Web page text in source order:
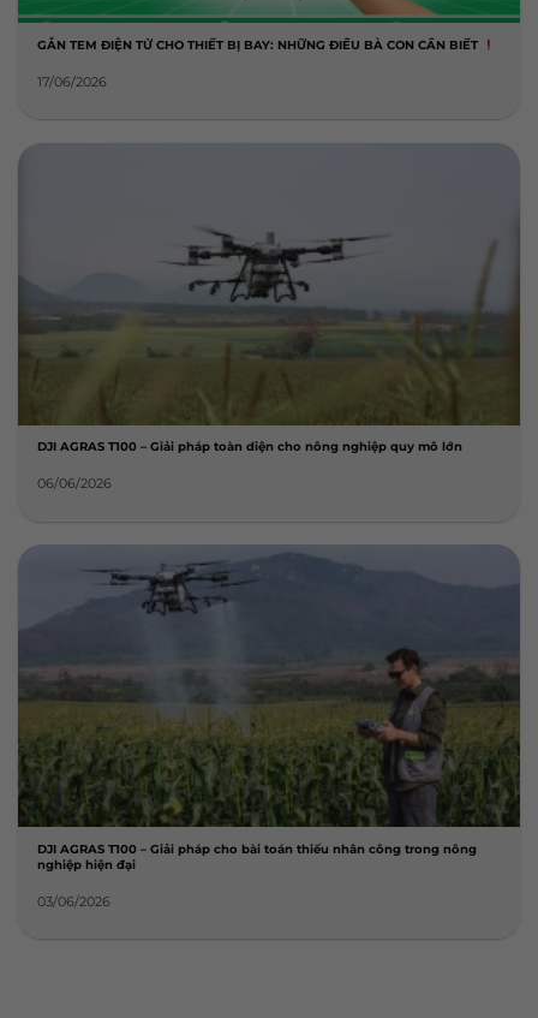
GẮN TEM ĐIỆN TỬ CHO THIẾT BỊ BAY: NHỮNG ĐIỀU BÀ CON CẦN BIẾT
17/06/2026
DJI AGRAS T100 – Giải pháp toàn diện cho nông nghiệp quy mô lớn
06/06/2026
DJI AGRAS T100 – Giải pháp cho bài toán thiếu nhân công trong nông
nghiệp hiện đại
03/06/2026